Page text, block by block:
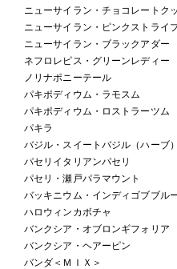
ニューサイラン・チョコレートク
ニューサイラン・ピンクストライ
ニューサイラン・ブラックアダー
ネフロレピス・グリーンレディー
ノリナポニーテール
パキポディウム・ラモスム
パキポディウム・ロストラーツム
パキラ
バジル・スイートバジル（ハーブ）
パセリイタリアンパセリ
パセリ・瀬戸パラマウント
バッキニウム・インディゴブブル
ハロウィンカボチャ
バンクシア・オブロンギフォリア
バンクシア・ヘアーピン
バンダ＜ＭＩＸ＞